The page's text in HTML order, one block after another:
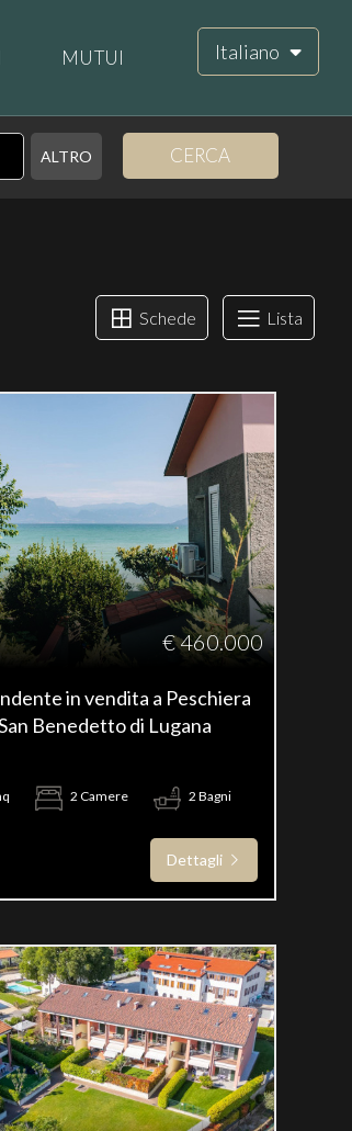
Italiano
MUTUI
ALTRO CERCA
Schede Lista
€ 460.000
in vendita a Peschiera
Benedetto di Lugana
2 Camere 2 Bagni
Dettagli